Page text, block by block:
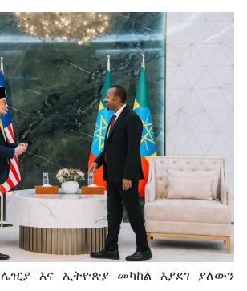
እና ኢትዮጵያ መካከል እያደገ ያለውን